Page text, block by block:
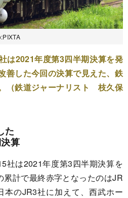
は2021年度第3四半期決算を発
善した今回の決算で見えた、鉄
（鉄道ジャーナリスト 枝久保
た
算
社は2021年度第3四半期決算を
計で最終赤字となったのはJR
本のJR3社に加えて、西武ホー